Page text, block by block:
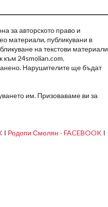
за авторското право и
материали, публикувани в
на текстови материали
към 24smolian.com.
Нарушителите ще бъдат
им. Призоваваме ви за
I Родопи Смолян - FACEBOOK I